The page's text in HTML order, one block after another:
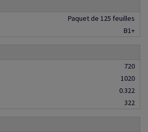
Paquet de 125 feuilles
B1+
720
1020
0.322
322